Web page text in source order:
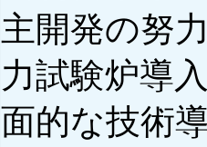
主開発の努
力試験炉導
面的な技術